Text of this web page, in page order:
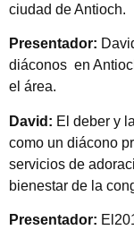
ciudad de Antioch.
Presentador:
diáconos en
el área.
David: El deber y
como un diácono
servicios de
bienestar de la
Presentador: